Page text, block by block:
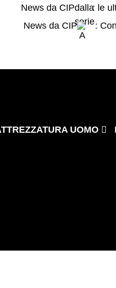
News da CIP
: le
News da CIP
:
UOMO